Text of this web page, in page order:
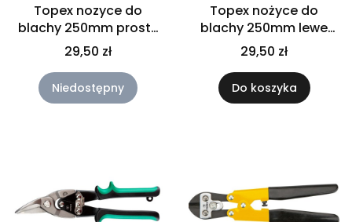
Topex nozyce do
blachy 250mm proste
01A427
29,50 zł
Niedostępny
Topex nożyce do
blachy 250mm lewe
01A425
29,50 zł
Do koszyka